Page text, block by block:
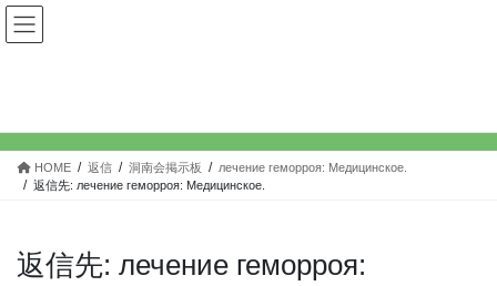
コ
ン
ス
ナ
ビ
ン
HOME 返信 洞南会掲示板
лечение геморроя: Медицинское.
返信先: лечение геморроя: Медицинское.
返信先: лечение геморроя: